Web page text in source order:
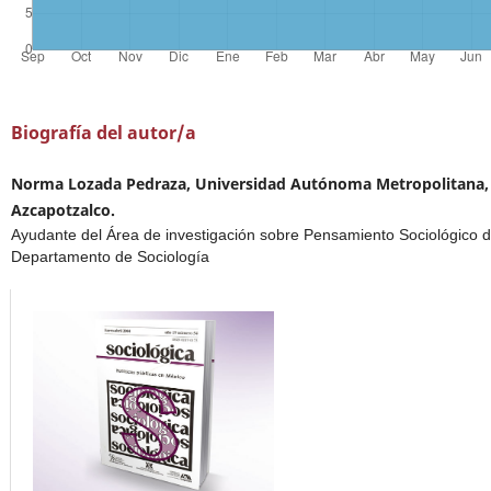
Biografía del autor/a
Norma Lozada Pedraza, Universidad Autónoma
Azcapotzalco.
Ayudante del Área de investigación sobre Pensamiento Sociológico
Departamento de Sociología